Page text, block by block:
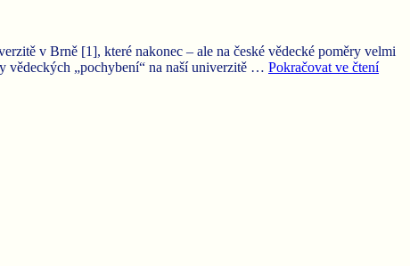
v Brně [1], které nakonec – ale na české vědecké poměry velmi
vědeckých „pochybení“ na naší univerzitě … Pokračovat ve čtení